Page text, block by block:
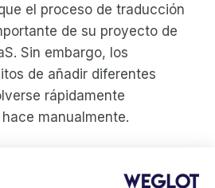
el proceso de traducción
de su proyecto de
Sin embargo, los
de añadir diferentes
rápidamente
manualmente.
como el texto del